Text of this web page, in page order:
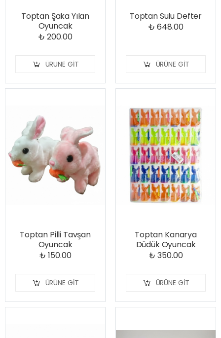
Toptan Şaka Yılan
Oyuncak
₺ 200.00
ÜRÜNE GIT
Toptan Sulu Defter
₺ 648.00
ÜRÜNE GIT
Toptan Pilli Tavşan
Oyuncak
₺ 150.00
ÜRÜNE GIT
Toptan Kanarya
Düdük Oyuncak
₺ 350.00
ÜRÜNE GIT